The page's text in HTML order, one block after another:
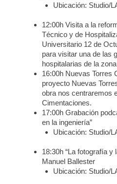
Ubicación: Studio/
12:00h Visita a la
Técnico y de
Universitario 12 de
para visitar una de las
hospitalarias de la
16:00h Nuevas Torres
proyecto Nuevas
obra nos centraremos
Cimentaciones.
17:00h Grabación
en la ingeniería”
Ubicación: Studio/
18:30h “La fotografía y
Manuel Ballester
Ubicación: Studio/